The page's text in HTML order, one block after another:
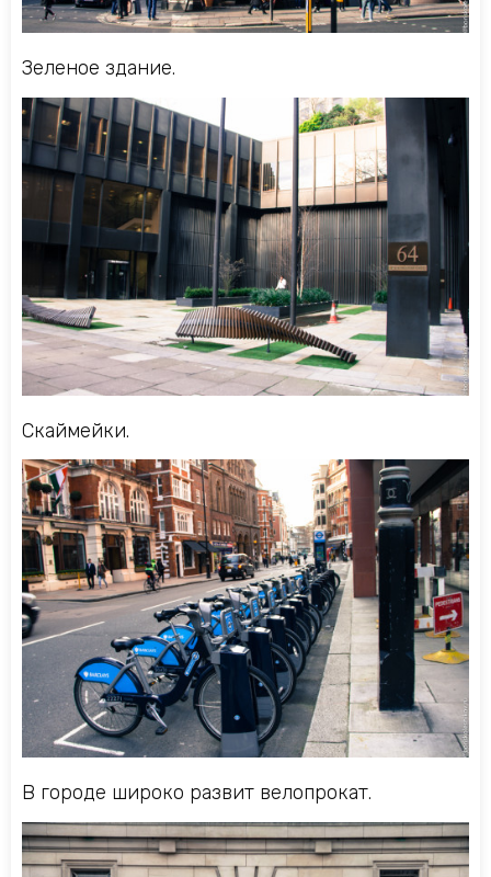
Зеленое здание.
Скаймейки.
В городе широко развит велопрокат.